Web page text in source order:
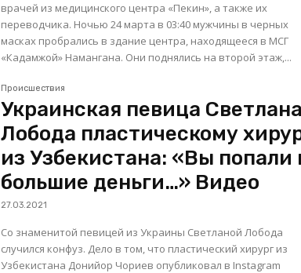
врачей из медицинского центра «Пекин», а также их
переводчика. Ночью 24 марта в 03:40 мужчины в черных
масках пробрались в здание центра, находящееся в МСГ
«Кадамжой» Намангана. Они поднялись на второй этаж,...
Происшествия
Украинская певица Светлана
Лобода пластическому
из Узбекистана: «Вы попали
большие деньги…» Видео
27.03.2021
Со знаменитой певицей из Украины Светланой Лобода
случился конфуз. Дело в том, что пластический хирург из
Узбекистана Донийор Чориев опубликовал в Instagram